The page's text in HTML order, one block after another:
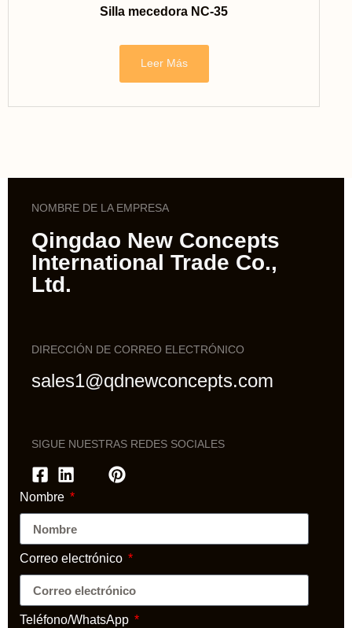
Silla mecedora NC-35
Leer Más
NOMBRE DE LA EMPRESA
Qingdao New Concepts
International Trade Co.,
Ltd.
DIRECCIÓN DE CORREO ELECTRÓNICO
sales1@qdnewconcepts.com
SIGUE NUESTRAS REDES SOCIALES
Nombre
Correo electrónico
Teléfono/WhatsApp